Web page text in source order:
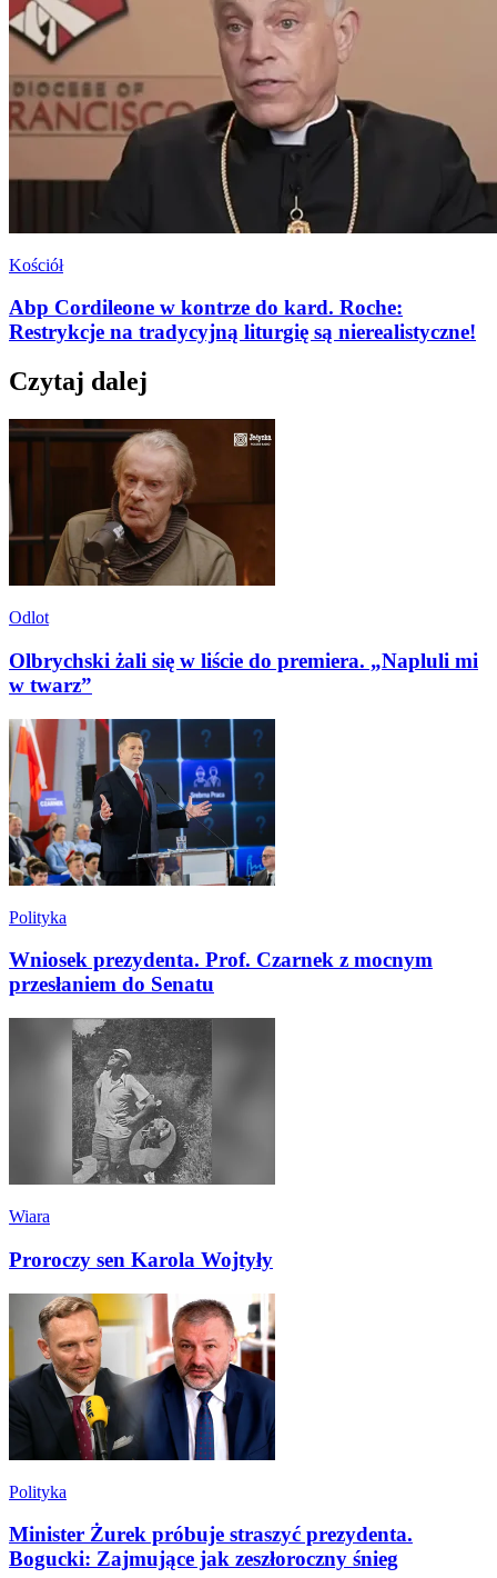
Kościół
Abp Cordileone w kontrze do kard. Roche:
Restrykcje na tradycyjną liturgię są nierealistyczne!
Czytaj dalej
Odlot
Olbrychski żali się w liście do premiera. „Napluli mi
w twarz”
Polityka
Wniosek prezydenta. Prof. Czarnek z mocnym
przesłaniem do Senatu
Wiara
Proroczy sen Karola Wojtyły
Polityka
Minister Żurek próbuje straszyć prezydenta.
Bogucki: Zajmujące jak zeszłoroczny śnieg